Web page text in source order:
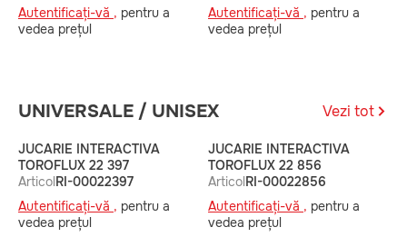
Autentificați-vă , pentru a
vedea prețul
Autentificați-vă , pentru a
vedea prețul
UNIVERSALE / UNISEX Vezi tot
JUCARIE INTERACTIVA
TOROFLUX 22 397
ArticolRI-00022397
Autentificați-vă , pentru a
vedea prețul
JUCARIE INTERACTIVA
TOROFLUX 22 856
ArticolRI-00022856
Autentificați-vă , pentru a
vedea prețul